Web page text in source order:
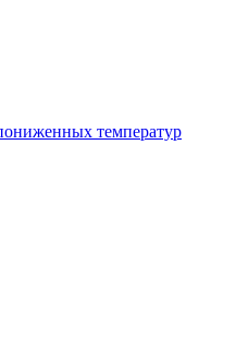
температур